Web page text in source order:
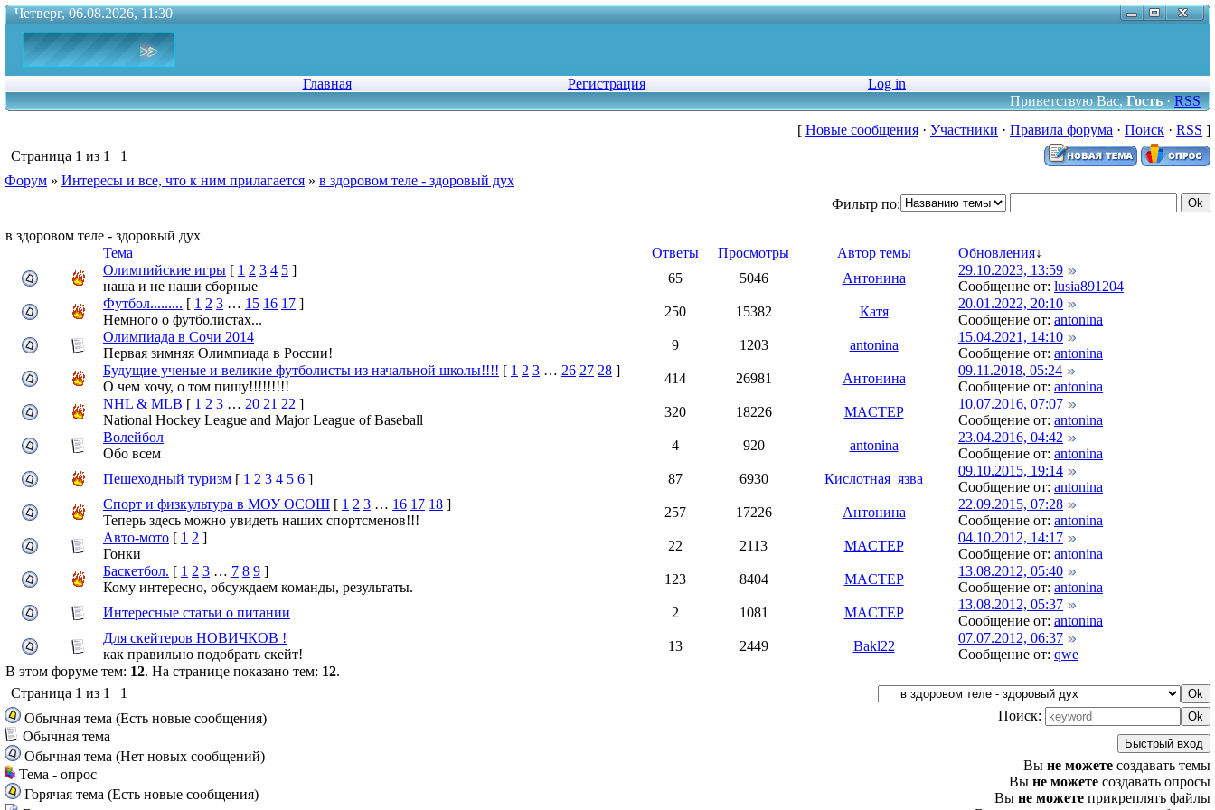
Четверг, 06.08.2026, 11:30
Главная Регистрация
Log in
Приветствую Вас,Гость·RSS
[ Новые сообщения · Участники · Правила форума · Поиск · RSS ]
Страница 1 из 1
1
Форум » Интересы и все, что к ним прилагается » в здоровом теле - здоровый дух
Фильтр по:
в здоровом теле - здоровый дух
Тема
Ответы Просмотры Автор темы Обновления↓
Олимпийские игры [ 1 2 3 4 5 ]
наша и не наши сборные
65 5046 Антонина
29.10.2023, 13:59
Сообщение от: lusia891204
Футбол......... [ 1 2 3 … 15 16 17 ]
Немного о футболистах...
250 15382 Катя
20.01.2022, 20:10
Сообщение от: antonina
Олимпиада в Сочи 2014
Первая зимняя Олимпиада в России!
9 1203 antonina
15.04.2021, 14:10
Сообщение от: antonina
Будущие ученые и великие футболисты из начальной школы!!!! [ 1 2 3 … 26 27 28 ]
О чем хочу, о том пишу!!!!!!!!!
414 26981 Антонина
09.11.2018, 05:24
Сообщение от: antonina
NHL & MLB [ 1 2 3 … 20 21 22 ]
National Hockey League and Major League of Baseball
320 18226 MACTEP
10.07.2016, 07:07
Сообщение от: antonina
Волейбол
Обо всем
4 920 antonina
23.04.2016, 04:42
Сообщение от: antonina
Пешеходный туризм [ 1 2 3 4 5 6 ] 87 6930 Кислотная_язва
09.10.2015, 19:14
Сообщение от: antonina
Спорт и физкультура в МОУ ОСОШ [ 1 2 3 … 16 17 18 ]
Теперь здесь можно увидеть наших спортсменов!!!
257 17226 Антонина
22.09.2015, 07:28
Сообщение от: antonina
Авто-мото [ 1 2 ]
Гонки
22 2113 MACTEP
04.10.2012, 14:17
Сообщение от: antonina
Баскетбол. [ 1 2 3 … 7 8 9 ]
Кому интересно, обсуждаем команды, результаты.
123 8404 MACTEP
13.08.2012, 05:40
Сообщение от: antonina
Интересные статьи о питании
2 1081 MACTEP
13.08.2012, 05:37
Сообщение от: antonina
Для скейтеров НОВИЧКОВ !
как правильно подобрать скейт!
13 2449 Bakl22
07.07.2012, 06:37
Сообщение от: qwe
В этом форуме тем: 12. На странице показано тем: 12.
Страница 1 из 1
1
Обычная тема (Есть новые сообщения)
Обычная тема
Обычная тема (Нет новых сообщений)
Тема - опрос
Горячая тема (Есть новые сообщения)
Поиск:
Вы не можете создавать темы
Вы не можете создавать опросы
Вы не можете прикреплять файлы